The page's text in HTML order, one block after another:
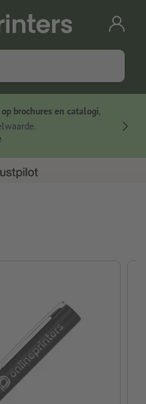
brochures en catalogi,